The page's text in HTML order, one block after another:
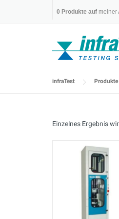
0 Produkte auf meiner
infraTest Produkte
Einzelnes Ergebnis